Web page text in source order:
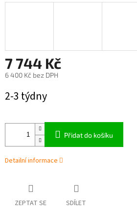
7 744 Kč
6 400 Kč bez DPH
cena:
2-3 týdny
Přidat do košíku
Detailní informace
ZEPTAT SE SDÍLET